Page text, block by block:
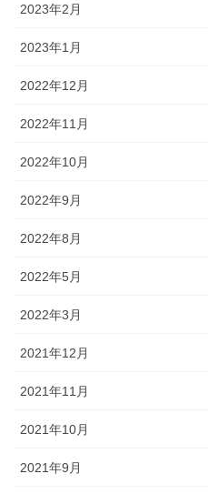
2023年2月
2023年1月
2022年12月
2022年11月
2022年10月
2022年9月
2022年8月
2022年5月
2022年3月
2021年12月
2021年11月
2021年10月
2021年9月